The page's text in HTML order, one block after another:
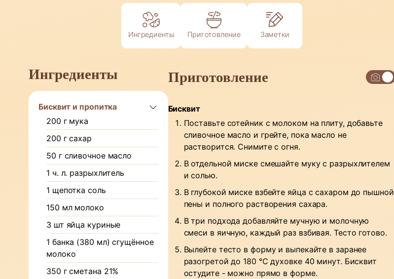
Ингредиенты Приготовление Заметки
Ингредиенты
Бисквит и пропитка
200 г мука
200 г сахар
50 г сливочное масло
1 ч. л. разрыхлитель
1 щепотка соль
150 мл молоко
3 шт яйца куриные
1 банка (380 мл) сгущённое
молоко
350 г сметана 21%
Приготовление
Бисквит
Поставьте сотейник с молоком на плиту, добавьте
сливочное масло и грейте, пока масло не
растворится. Снимите с огня.
В отдельной миске смешайте муку с разрыхлителем
и солью.
В глубокой миске взбейте яйца с сахаром до пышной
пены и полного растворения сахара.
В три подхода добавляйте мучную и молочную
смеси в яичную, каждый раз взбивая. Тесто готово.
Вылейте тесто в форму и выпекайте в заранее
разогретой до 180 °C духовке 40 минут. Бисквит
остудите - можно прямо в форме.